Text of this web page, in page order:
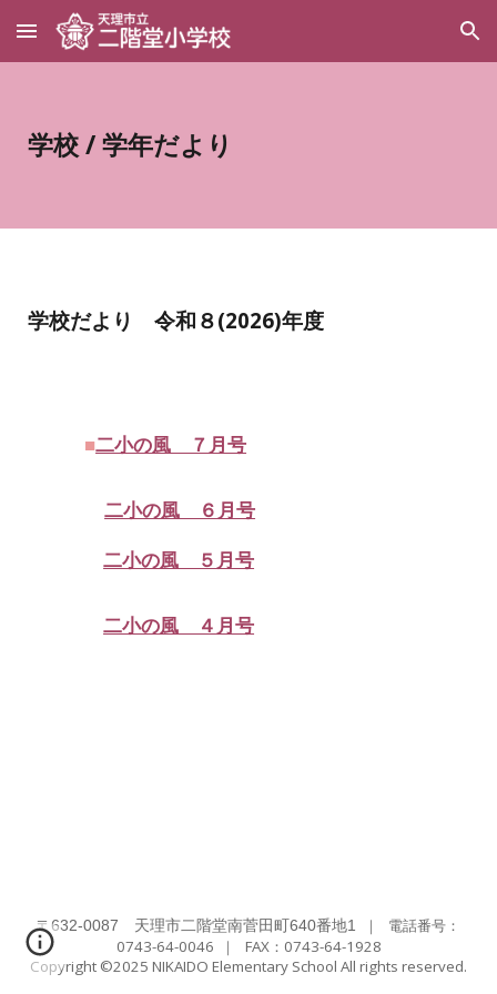
Skip to main content Skip to navigation
学校 / 学年だより
学校だより 令和８(2026)年度
■二小の風 ７月号
二小の風 ６月号
二小の風 ５月号
二小の風 ４月号
〒 632-0087 天理市二階堂南菅田町640番地1 ｜ 電話番号：
0743-64-0046 ｜ FAX： 0743-64-1928
Copyright ©2025 NIKAIDO Elementary School All rights reserved.